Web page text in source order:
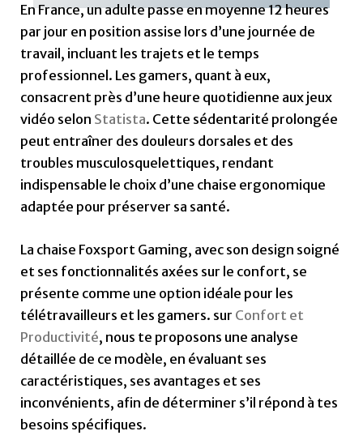
En France, un adulte passe en moyenne 12 heures
par jour en position assise lors d’une journée de
travail, incluant les trajets et le temps
professionnel. Les gamers, quant à eux,
consacrent près d’une heure quotidienne aux jeux
vidéo selon Statista. Cette sédentarité prolongée
peut entraîner des douleurs dorsales et des
troubles musculosquelettiques, rendant
indispensable le choix d’une chaise ergonomique
adaptée pour préserver sa santé.
La chaise Foxsport Gaming, avec son design soigné
et ses fonctionnalités axées sur le confort, se
présente comme une option idéale pour les
télétravailleurs et les gamers. sur Confort et
Productivité, nous te proposons une analyse
détaillée de ce modèle, en évaluant ses
caractéristiques, ses avantages et ses
inconvénients, afin de déterminer s’il répond à tes
besoins spécifiques.